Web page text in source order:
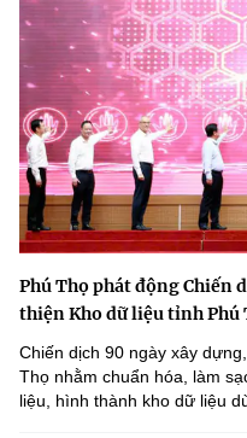
Phú Thọ phát động Chiến
thiện Kho dữ liệu tỉnh Phú
Chiến dịch 90 ngày xây
Thọ nhằm chuẩn hóa, làm
liệu, hình thành kho dữ liệu